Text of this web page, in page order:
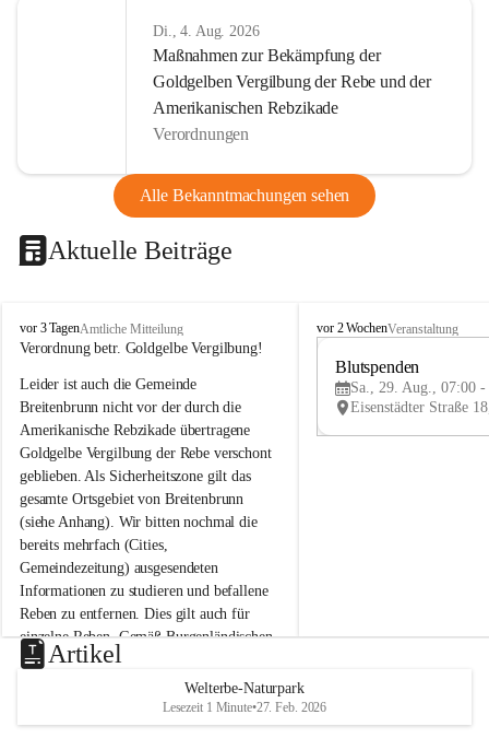
Di., 4. Aug. 2026
Maßnahmen zur Bekämpfung der
Goldgelben Vergilbung der Rebe und der
Amerikanischen Rebzikade
Verordnungen
Alle Bekanntmachungen sehen
Aktuelle Beiträge
B
r
i
t
e
n
b
r
u
n
n
a
m
N
e
u
s
d
vor 3 TagenAmtliche Mitteilung
Verordnung betr. Goldgelbe Vergilbung!
Leider ist auch die Gemeinde
Breitenbrunn nicht vor der durch die
Amerikanische Rebzikade übertragene
Goldgelbe Vergilbung der Rebe verschont
geblieben. Als Sicherheitszone gilt das
gesamte Ortsgebiet von Breitenbrunn
(siehe Anhang). Wir bitten nochmal die
bereits mehrfach (Cities,
Gemeindezeitung) ausgesendeten
Informationen zu studieren und befallene
Reben zu entfernen. Dies gilt auch für
einzelne Reben. Gemäß Burgenländischen
Weinbaugesetz sind nicht gepflegte oder
unzulässige Weingärten zu roden! Bitte
helfen wir zusammen um unsere Winzer
vor den prognostizierten Ernteausfällen
B
e
u
e
d
vor 2 WochenVeranstaltung
Blutspenden
Sa., 29. Aug., 07:00 -
Artikel
Welterbe-Naturpark
Lesezeit 1 Minute•27. Feb. 2026